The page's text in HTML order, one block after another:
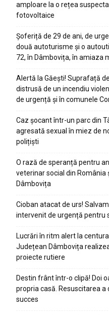
amploare la o rețea
fotovoltaice
Șoferiță de 29 de ani, de
două autoturisme și o
72, în Dâmbovița, în amiaza
Alertă la Găești! Suprafață
distrusă de un incendiu
de urgență și în comunele
Caz șocant într-un parc din
agresată sexual în miez de
polițiști
O rază de speranță pentru
veterinar social din România
Dâmbovița
Cioban atacat de urs!
intervenit de urgență pentru
Lucrări în ritm alert la
Județean Dâmbovița
proiecte rutiere
Destin frânt într-o clipă! Doi
propria casă. Resuscitarea
succes